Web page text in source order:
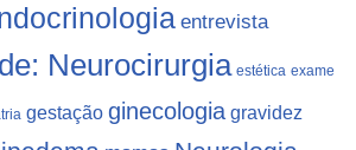
entrevista
Neurocirurgia estética exame
gestação ginecologia gravidez